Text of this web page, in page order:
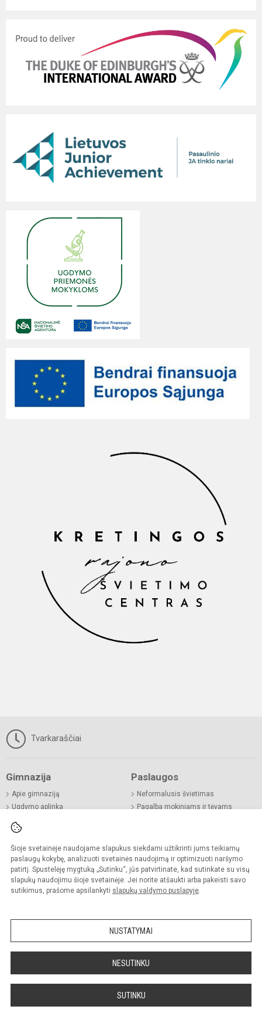
Šioje svetainėje naudojame slapukus siekdami užtikrinti jums teikiamų
paslaugų kokybę, analizuoti svetainės naudojimą ir optimizuoti naršymo
patirtį. Spustelėję mygtuką „Sutinku“, jūs patvirtinate, kad sutinkate su visų
slapukų naudojimu šioje svetainėje. Jei norite atšaukti arba pakeisti savo
sutikimus, prašome apsilankyti slapukų valdymo puslapyje.
NUSTATYMAI
NESUTINKU
SUTINKU
Tvarkaraščiai
Gimnazija
Apie gimnaziją
Ugdymo aplinka
Vizija, misija, vertybės
Gimnazijos himnas
Paslaugos
Neformalusis švietimas
Pagalba mokiniams ir tėvams
Biblioteka
Biudžeto vykdymo ataskaitų rinkiniai
Informacija
Nuorodos
Laisvos darbo vietos